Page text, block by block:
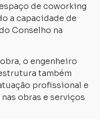
de coworking
a capacidade de
Conselho na
o engenheiro
também
profissional e
obras e serviços